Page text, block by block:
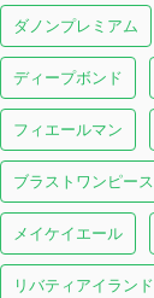
ダノンプレミアム
ディープボンド
フィエールマン
ブラストワンピース
メイケイエール
リバティアイランド